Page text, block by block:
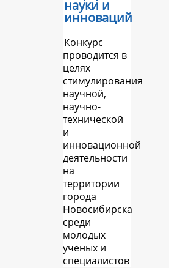
науки и
инноваций
Конкурс
проводится в
целях
стимулирования
научной,
научно-
технической
и
инновационной
деятельности
на
территории
города
Новосибирска
среди
молодых
ученых и
специалистов